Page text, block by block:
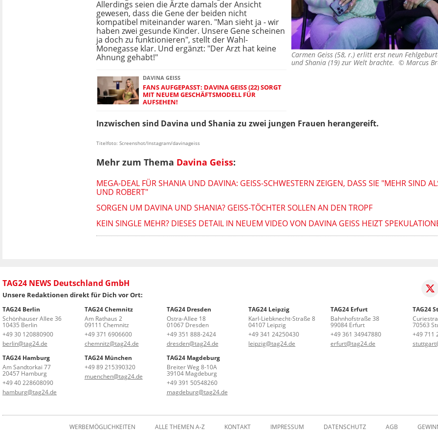
Carmen Geiss (58, r.) erlitt erst neun
und Shania (19) zur Welt brachte. © Marcus
Allerdings seien die Ärzte damals der Ansicht
gewesen, dass die Gene der beiden nicht
kompatibel miteinander waren. "Man sieht ja - wir
haben zwei gesunde Kinder. Unsere Gene scheinen
ja doch zu funktionieren", stellt der Wahl-
Monegasse klar. Und ergänzt: "Der Arzt hat keine
Ahnung gehabt!"
DAVINA GEISS
FANS AUFGEPASST: DAVINA GEISS (22) SORGT
MIT NEUEM GESCHÄFTSMODELL FÜR
AUFSEHEN!
Inzwischen sind Davina und Shania zu zwei jungen Frauen herangereift.
Titelfoto: Screenshot/Instagram/davinageiss
Mehr zum Thema Davina Geiss:
MEGA-DEAL FÜR SHANIA UND DAVINA: GEISS-SCHWESTERN ZEIGEN, DASS SIE "MEHR SIND
UND ROBERT"
SORGEN UM DAVINA UND SHANIA? GEISS-TÖCHTER SOLLEN AN DEN TROPF
KEIN SINGLE MEHR? DIESES DETAIL IN NEUEM VIDEO VON DAVINA GEISS HEIZT
TAG24 NEWS Deutschland GmbH
Unsere Redaktionen direkt für Dich vor Ort:
TAG24 Berlin
Schönhauser Allee 36
10435 Berlin
+49 30 120880900
berlin@tag24.de
TAG24 Chemnitz
Am Rathaus 2
09111 Chemnitz
+49 371 6906600
chemnitz@tag24.de
TAG24 Dresden
Ostra-Allee 18
01067 Dresden
+49 351 888-2424
dresden@tag24.de
TAG24 Leipzig
Karl-Liebknecht-Straße 8
04107 Leipzig
+49 341 24250430
leipzig@tag24.de
TAG24 Erfurt
Bahnhofstraße 38
99084 Erfurt
+49 361 34947880
erfurt@tag24.de
TAG24
70563
+49 711
TAG24 Hamburg
Am Sandtorkai 77
20457 Hamburg
+49 40 228608090
hamburg@tag24.de
TAG24 München
+49 89 215390320
muenchen@tag24.de
TAG24 Magdeburg
Breiter Weg 8-10A
39104 Magdeburg
+49 391 50548260
magdeburg@tag24.de
WERBEMÖGLICHKEITEN ALLE THEMEN A-Z KONTAKT IMPRESSUM DATENSCHUTZ AGB